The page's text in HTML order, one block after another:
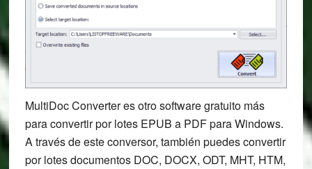
MultiDoc Converter es otro software gratuito más
para convertir por lotes EPUB a PDF para Windows.
A través de este conversor, también puedes convertir
por lotes documentos DOC, DOCX, ODT, MHT, HTM,